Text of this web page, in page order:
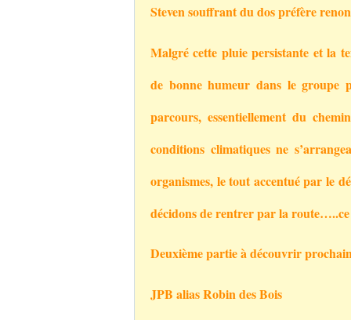
Steven souffrant du dos préfère
Malgré cette pluie persistante et la
de bonne humeur dans le
parcours, essentiellement du
conditions climatiques ne
organismes, le tout accentué par le
décidons de rentrer par la
Deuxième partie à découvrir
JPB alias Robin des Bois